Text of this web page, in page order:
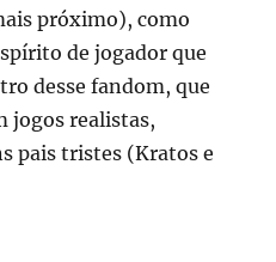
próximo), como
de jogador que
desse fandom, que
jogos realistas,
pais tristes (Kratos e